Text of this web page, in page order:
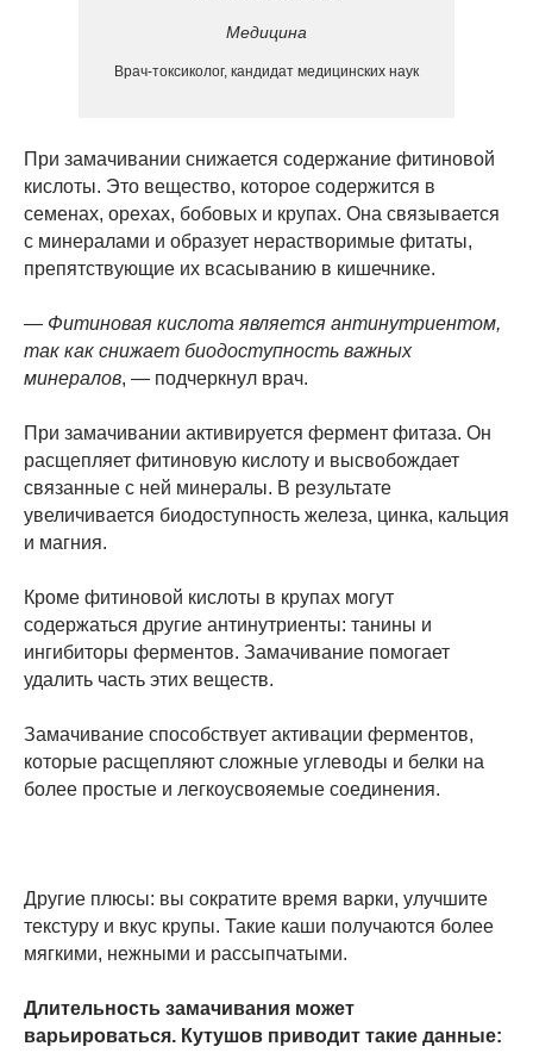
Медицина
Врач-токсиколог, кандидат медицинских наук
При замачивании снижается содержание фитиновой
кислоты. Это вещество, которое содержится в
семенах, орехах, бобовых и крупах. Она связывается
с минералами и образует нерастворимые фитаты,
препятствующие их всасыванию в кишечнике.
— Фитиновая кислота является антинутриентом,
так как снижает биодоступность важных
минералов, — подчеркнул врач.
При замачивании активируется фермент фитаза. Он
расщепляет фитиновую кислоту и высвобождает
связанные с ней минералы. В результате
увеличивается биодоступность железа, цинка, кальция
и магния.
Кроме фитиновой кислоты в крупах могут
содержаться другие антинутриенты: танины и
ингибиторы ферментов. Замачивание помогает
удалить часть этих веществ.
Замачивание способствует активации ферментов,
которые расщепляют сложные углеводы и белки на
более простые и легкоусвояемые соединения.
Другие плюсы: вы сократите время варки, улучшите
текстуру и вкус крупы. Такие каши получаются более
мягкими, нежными и рассыпчатыми.
Длительность замачивания может
варьироваться. Кутушов приводит такие данные: